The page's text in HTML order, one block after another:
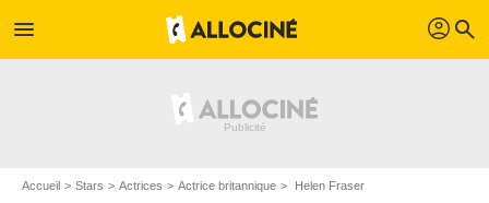
menu profil search
Accueil Stars Actrices Actrice britannique Helen Fraser